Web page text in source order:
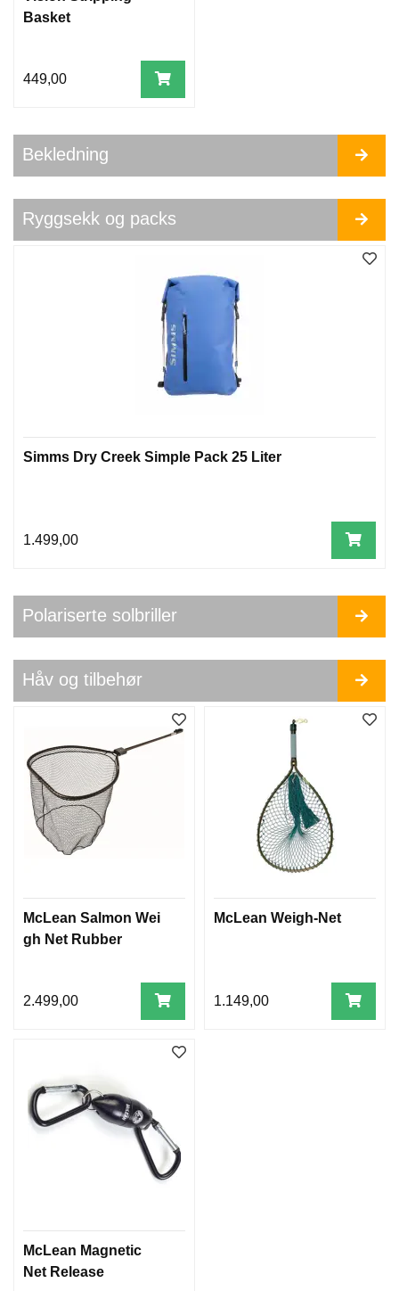
Basket
449,00
Bekledning
Ryggsekk og packs
Simms Dry Creek Simple Pack 25 Liter
1.499,00
Polariserte solbriller
Håv og tilbehør
McLean Salmon Wei
gh Net Rubber
2.499,00
McLean Weigh-Net
1.149,00
McLean Magnetic
Net Release